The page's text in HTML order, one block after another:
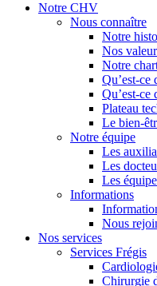
Notre CHV
Nous connaître
Notre
Nos
Notre
Qu’est-ce
Qu’est-ce
Plateau
Le bien-
Notre équipe
Les
Les
Les
Informations
Nous
Nos services
Services Frégis
Chirurgie